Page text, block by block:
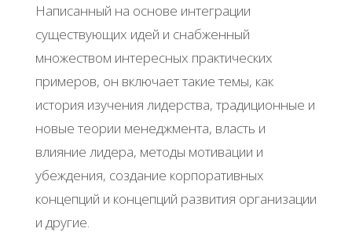
Написанный на основе интеграции
существующих идей и снабженный
множеством интересных практических
примеров, он включает такие темы, как
история изучения лидерства, традиционные и
новые теории менеджмента, власть и
влияние лидера, методы мотивации и
убеждения, создание корпоративных
концепций и концепций развития организации
и другие.